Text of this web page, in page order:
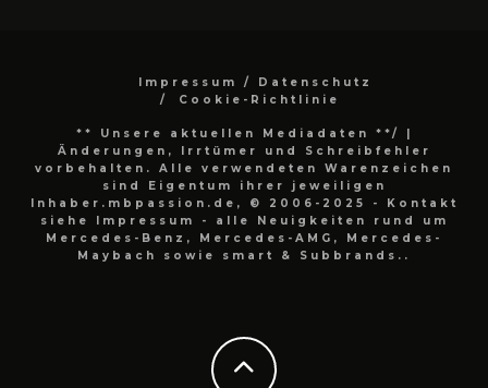
Impressum / Datenschutz
Cookie-Richtlinie
** Unsere aktuellen Mediadaten **/
|
Änderungen, Irrtümer und Schreibfehler
vorbehalten. Alle verwendeten Warenzeichen
sind Eigentum ihrer jeweiligen
Inhaber.mbpassion.de, © 2006-2025 - Kontakt
siehe Impressum - alle Neuigkeiten rund um
Mercedes-Benz, Mercedes-AMG, Mercedes-
Maybach sowie smart & Subbrands..